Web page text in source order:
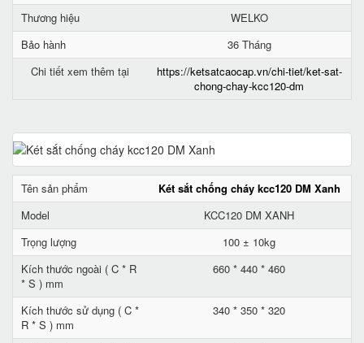
Thương hiệu
WELKO
Bảo hành
36 Tháng
Chi tiết xem thêm tại
https://ketsatcaocap.vn/chi-tiet/ket-sat-
chong-chay-kcc120-dm
Tên sản phẩm
Két sắt chống cháy kcc120 DM Xanh
Model
KCC120 DM XANH
Trọng lượng
100 ± 10kg
Kích thước ngoài ( C * R
* S ) mm
660 * 440 * 460
Kích thước sử dụng ( C *
R * S ) mm
340 * 350 * 320